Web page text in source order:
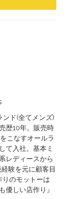
ンド(全てメンズ)
歴10年。販売時
こなすオールラ
て入社。基本ミ
レディースから
験を元に顧客目
のモットーは
優しい店作り』